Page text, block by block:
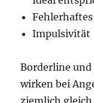
Impulsivität
Borderline
wirken bei
ziemlich